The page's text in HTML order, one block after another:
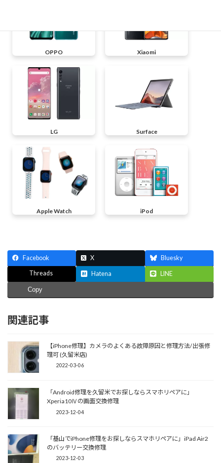
OPPO Xiaomi
LG Surface
Apple Watch iPod
Facebook X Bluesky
Threads Hatena LINE
Copy
関連記事
【iPhone修理】カメラのよくある故障原因と修理方法/出張修
理可 (久留米店)
2022-03-06
「Android修理を久留米でお探しならスマホリペアに」
Xperia10Ⅳの画面交換修理
2023-12-04
「基山でiPhone修理をお探しならスマホリペアに」iPad Air2
のバッテリー交換修理
2023-12-03